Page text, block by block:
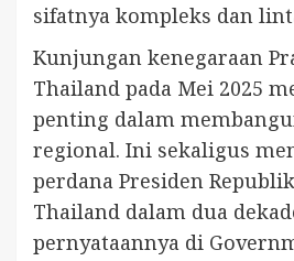
sifatnya kompleks dan
Kunjungan kenegaraan
Thailand pada Mei 2025
penting dalam
regional. Ini sekaligus
perdana Presiden
Thailand dalam dua
pernyataannya di